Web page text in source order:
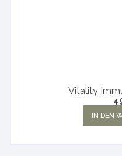
Vitality
IN DEN